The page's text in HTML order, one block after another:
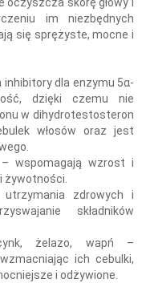
oczyszcza skórę głowy i
im niezbędnych
się sprężyste, mocne i
inhibitory dla enzymu 5α-
dzięki czemu nie
w dihydrotestosteron
włosów oraz jest
wspomagają wzrost i
żywotności.
zdrowych i
składników
żelazo, wapń –
ich cebulki,
i odżywione.